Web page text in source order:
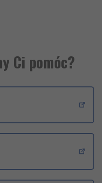
Ci pomóc?